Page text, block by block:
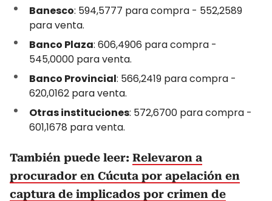
Banesco: 594,5777 para compra - 552,2589
para venta.
Banco Plaza: 606,4906 para compra -
545,0000 para venta.
Banco Provincial: 566,2419 para compra -
620,0162 para venta.
Otras instituciones: 572,6700 para compra -
601,1678 para venta.
También puede leer: Relevaron a
procurador en Cúcuta por apelación en
captura de implicados por crimen de